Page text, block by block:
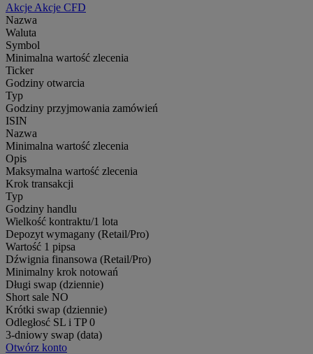
Akcje Akcje CFD
Nazwa
Waluta
Symbol
Minimalna wartość zlecenia
Ticker
Godziny otwarcia
Typ
Godziny przyjmowania zamówień
ISIN
Nazwa
Minimalna wartość zlecenia
Opis
Maksymalna wartość zlecenia
Krok transakcji
Typ
Godziny handlu
Wielkość kontraktu/1 lota
Depozyt wymagany (Retail/Pro)
Wartość 1 pipsa
Dźwignia finansowa (Retail/Pro)
Minimalny krok notowań
Długi swap (dziennie)
Short sale NO
Krótki swap (dziennie)
Odległosć SL i TP 0
3-dniowy swap (data)
Otwórz konto